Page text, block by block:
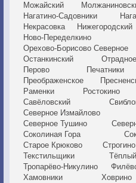
Можайский
Нагатино-Садовники
Некрасовка
Нижегородский
Ново-Переделкино
Орехово-Борисово Северное
Останкинский
Отрадное
Перово
Печатники
Преображенское
Раменки
Ростокино
Савёловский
Северное Измайлово
Северное Тушино
Соколиная Гора
Старое Крюково
Строгино
Текстильщики
Тропарёво-Никулино
Хамовники
Ховрино